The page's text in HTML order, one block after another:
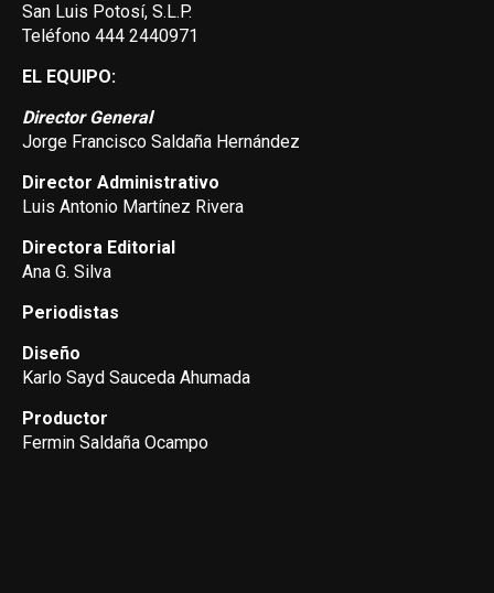
San Luis Potosí, S.L.P.
Teléfono 444 2440971
EL EQUIPO:
Director General
Jorge Francisco Saldaña Hernández
Director Administrativo
Luis Antonio Martínez Rivera
Directora Editorial
Ana G. Silva
Periodistas
Diseño
Karlo Sayd Sauceda Ahumada
Productor
Fermin Saldaña Ocampo